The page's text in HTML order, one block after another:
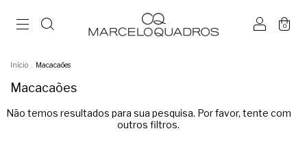
0
Início Macacaões
Macacaões
Não temos resultados para sua pesquisa. Por favor, tente com
outros filtros.